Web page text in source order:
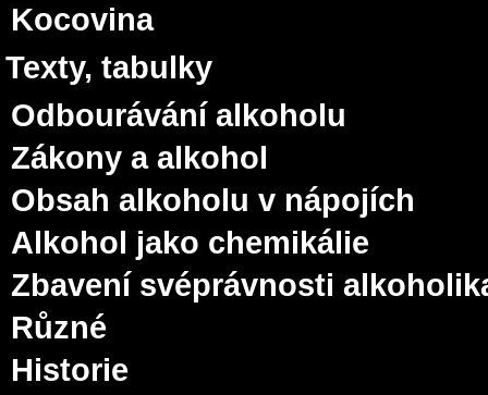
Kocovina
Texty, tabulky
Odbourávání alkoholu
Zákony a alkohol
Obsah alkoholu v nápojích
Alkohol jako chemikálie
Zbavení svéprávnosti
Různé
Historie